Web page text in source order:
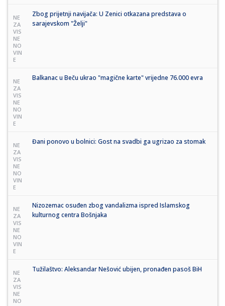
NE
ZA
VIS
NE
NO
VIN
E
Zbog prijetnji navijača: U Zenici otkazana predstava o
sarajevskom "Želji"
NE
ZA
VIS
NE
NO
VIN
E
Balkanac u Beču ukrao "magične karte" vrijedne 76.000 evra
NE
ZA
VIS
NE
NO
VIN
E
Đani ponovo u bolnici: Gost na svadbi ga ugrizao za stomak
NE
ZA
VIS
NE
NO
VIN
E
Nizozemac osuđen zbog vandalizma ispred Islamskog
kulturnog centra Bošnjaka
NE
ZA
VIS
NE
NO
Tužilaštvo: Aleksandar Nešović ubijen, pronađen pasoš BiH